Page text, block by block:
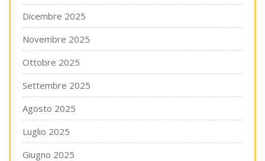
Dicembre 2025
Novembre 2025
Ottobre 2025
Settembre 2025
Agosto 2025
Luglio 2025
Giugno 2025